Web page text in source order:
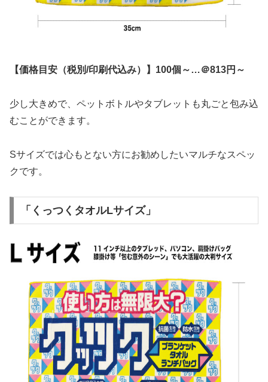
【価格目安（税別/印刷代込み）】100個～…＠813円～
少し大きめで、ペットボトルやタブレットも丸ごと包み込
むことができます。
Sサイズでは心もとない方にお勧めしたいマルチなスペッ
クです。
「くっつくタオルLサイズ」